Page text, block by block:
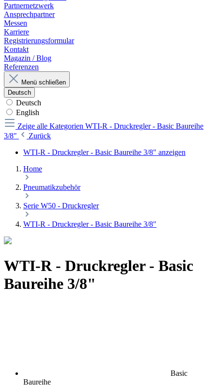
Partnernetzwerk
Ansprechpartner
Messen
Karriere
Registrierungsformular
Kontakt
Magazin / Blog
Referenzen
Menü schließen
Deutsch
Deutsch
English
Zeige alle Kategorien WTI-R - Druckregler - Basic Baureihe
3/8"
Zurück
WTI-R - Druckregler - Basic Baureihe 3/8" anzeigen
Home
Pneumatikzubehör
Serie W50 - Druckregler
WTI-R - Druckregler - Basic Baureihe 3/8"
WTI-R - Druckregler - Basic
Baureihe 3/8"
Basic
Baureihe